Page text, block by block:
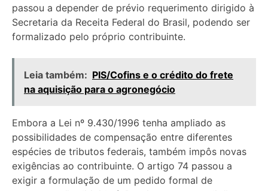
passou a depender de prévio requerimento dirigido à
Secretaria da Receita Federal do Brasil, podendo ser
formalizado pelo próprio contribuinte.
Leia também: PIS/Cofins e o crédito do frete
na aquisição para o agronegócio
Embora a Lei nº 9.430/1996 tenha ampliado as
possibilidades de compensação entre diferentes
espécies de tributos federais, também impôs novas
exigências ao contribuinte. O artigo 74 passou a
exigir a formulação de um pedido formal de